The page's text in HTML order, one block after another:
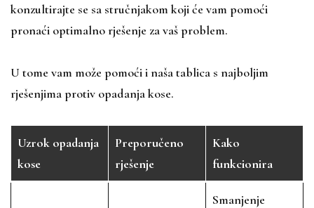
konzultirajte se sa stručnjakom koji će vam pomoći
pronaći optimalno rješenje za vaš problem.
U tome vam može pomoći i naša tablica s najboljim
rješenjima protiv opadanja kose.
Uzrok opadanja
kose
Preporučeno
rješenje
Kako
funkcionira
Smanjenje